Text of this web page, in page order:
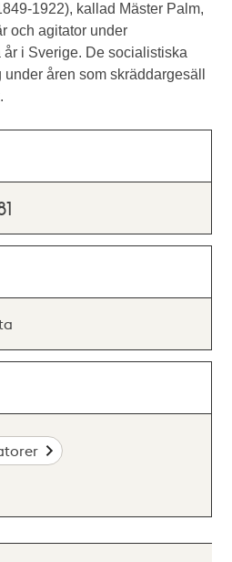
1922), kallad Mäster Palm,
och agitator under
i Sverige. De socialistiska
åren som skräddargesäll